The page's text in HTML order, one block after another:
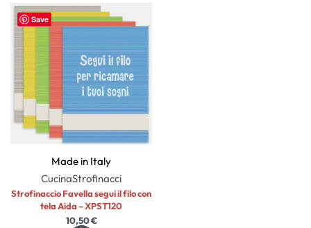
Save
Made in Italy
CucinaStrofinacci
Strofinaccio Favella segui il filo con
tela Aida – XPST120
10,50€